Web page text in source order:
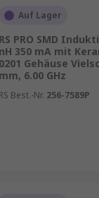
Auf Lager
RS PRO SMD
nH 350 mA mit
0201 Gehäuse
mm, 6.00 GHz
RS Best.-Nr. 256-7589P